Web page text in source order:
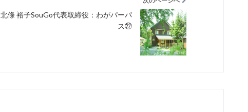
北條 裕子SouGo代表取締役：わがパーパ
ス㉒